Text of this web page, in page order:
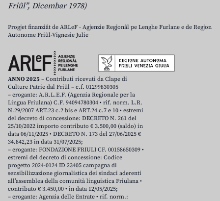
Friûl”, Dicembar 1978)
Progjet finanziât de ARLeF - Agjenzie Regjonâl pe Lenghe Furlane e de Regjon
Autonome Friûl-Vignesie Julie
ANNO 2025 – Contributi ricevuti da Clape di
Culture Patrie dal Friûl – c.f. 01299830305
– erogante: A.R.L.E.F. (Agenzia Regionale per la
Lingua Friulana) C.F. 94094780304 • rif. norm. L.R.
N.29/2007 ART.23 c.2 bis e ART.24 c.7 e 10 • estremi
del decreto di concessione: DECRETO N. 261 del
25/10/2022 importo contributo € 3.500,00 (saldo) in
data 06/11/2025 • DECRETO N. 173 del 27/06/2025 €
34.842,23 in data 31/07/2025;
– erogante: FONDAZIONE FRIULI CF. 00158650309 •
estremi del decreto di concessione: Codice
progetto 2024-0124 ID 23405 campagna di
sensibilizzazione giornalistica dei sindaci aderenti
all’assemblea della comunità linguistica Friulana •
contributo € 3.450,00 • in data 12/05/2025;
– erogante: Agenzia delle Entrate • rif. norm.: